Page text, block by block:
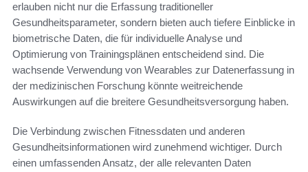
erlauben nicht nur die Erfassung traditioneller
Gesundheitsparameter, sondern bieten auch tiefere Einblicke in
biometrische Daten, die für individuelle Analyse und
Optimierung von Trainingsplänen entscheidend sind. Die
wachsende Verwendung von Wearables zur Datenerfassung in
der medizinischen Forschung könnte weitreichende
Auswirkungen auf die breitere Gesundheitsversorgung haben.
Die Verbindung zwischen Fitnessdaten und anderen
Gesundheitsinformationen wird zunehmend wichtiger. Durch
einen umfassenden Ansatz, der alle relevanten Daten